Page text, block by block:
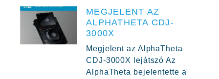
MEGJELENT AZ
ALPHATHETA CDJ-
3000X
Megjelent az AlphaTheta
CDJ-3000X lejátszó Az
AlphaTheta bejelentette a